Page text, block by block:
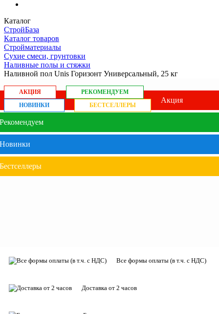
Каталог
СтройБаза
Каталог товаров
Стройматериалы
Сухие смеси, грунтовки
Наливные полы и стяжки
Наливной пол Unis Горизонт Универсальный, 25 кг
АКЦИЯ
РЕКОМЕНДУЕМ
НОВИНКИ
БЕСТСЕЛЛЕРЫ
Акция
Рекомендуем
Новинки
Бестселлеры
Все формы оплаты (в т.ч. с НДС)
Доставка от 2 часов